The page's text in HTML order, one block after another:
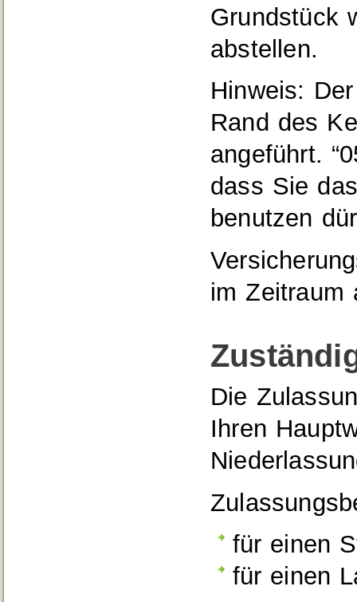
Grundstück
abstellen.
Hinweis:
Rand des
angeführt.
dass Sie
benutzen
im Zeitraum
Die
Ihren
für einen
für einen